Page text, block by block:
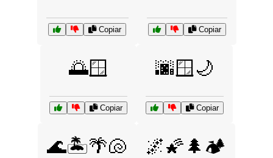
Copiar Copiar
🌅🪟
Copiar
🌆🪟🌙
Copiar
🌊🏝️🌴🐚 🌌🌠🌲🏕️